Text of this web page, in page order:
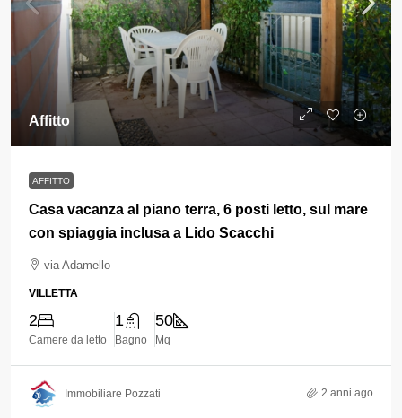
Affitto
AFFITTO
Casa vacanza al piano terra, 6 posti letto, sul mare
con spiaggia inclusa a Lido Scacchi
via Adamello
VILLETTA
2
Camere da letto
1
Bagno
50
Mq
Immobiliare Pozzati 2 anni ago